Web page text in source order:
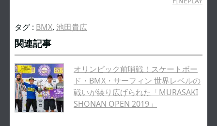
タグ : BMX, 池田貴広
関連記事
オリンピック前哨戦！スケートボー
ド・BMX・サーフィン 世界レベルの
戦いが繰り広げられた「MURASAKI
SHONAN OPEN 2019」